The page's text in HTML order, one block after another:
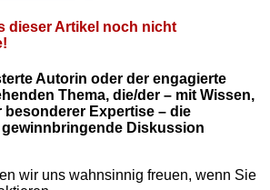
dieser Artikel noch nicht
Autorin oder der engagierte
Thema, die/der – mit Wissen,
besonderer Expertise – die
Diskussion
wir uns wahnsinnig freuen, wenn Sie